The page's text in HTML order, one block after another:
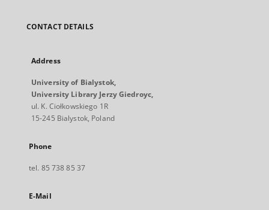
CONTACT DETAILS
Address
University of Bialystok,
University Library Jerzy Giedroyc,
ul. K. Ciołkowskiego 1R
15-245 Bialystok, Poland
Phone
tel. 85 738 85 37
E-Mail